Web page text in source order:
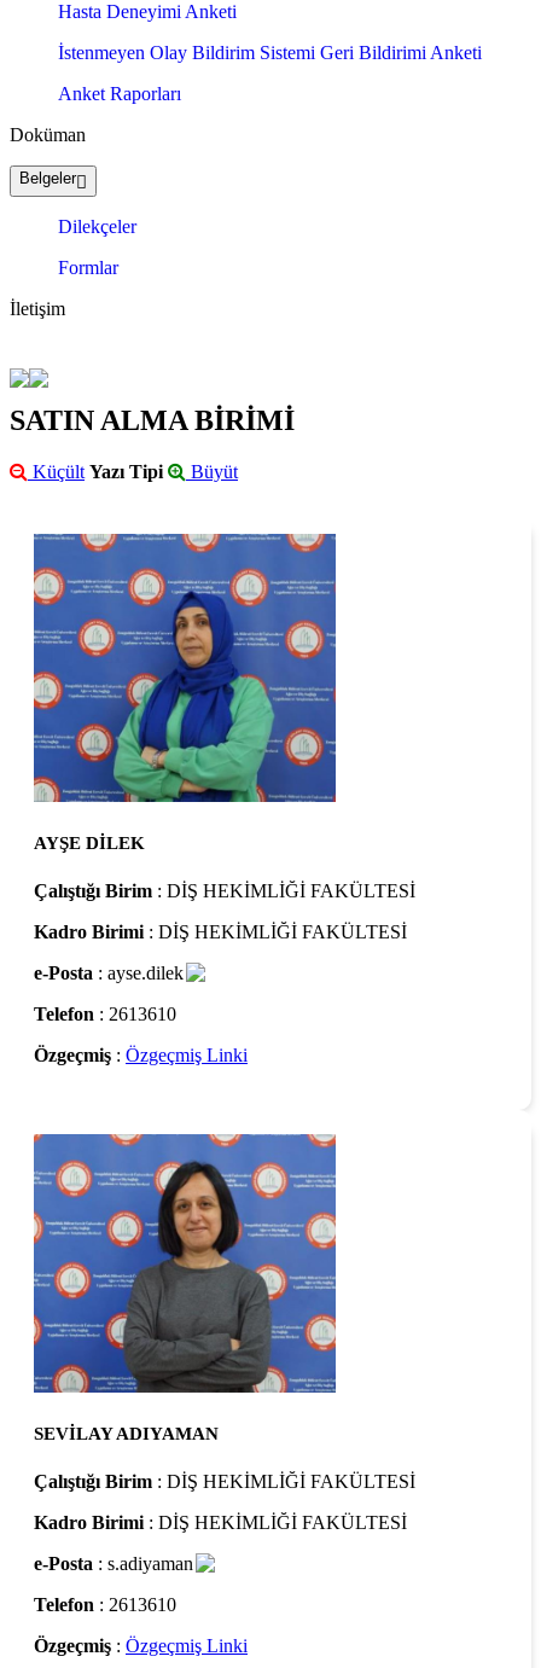
Hasta Deneyimi Anketi
İstenmeyen Olay Bildirim Sistemi Geri Bildirimi Anketi
Anket Raporları
Doküman
Belgeler
Dilekçeler
Formlar
İletişim
SATIN ALMA BİRİMİ
Küçült Yazı Tipi Büyüt
AYŞE DİLEK
Çalıştığı Birim : DİŞ HEKİMLİĞİ FAKÜLTESİ
Kadro Birimi : DİŞ HEKİMLİĞİ FAKÜLTESİ
e-Posta : ayse.dilek
Telefon : 2613610
Özgeçmiş : Özgeçmiş Linki
SEVİLAY ADIYAMAN
Çalıştığı Birim : DİŞ HEKİMLİĞİ FAKÜLTESİ
Kadro Birimi : DİŞ HEKİMLİĞİ FAKÜLTESİ
e-Posta : s.adiyaman
Telefon : 2613610
Özgeçmiş : Özgeçmiş Linki